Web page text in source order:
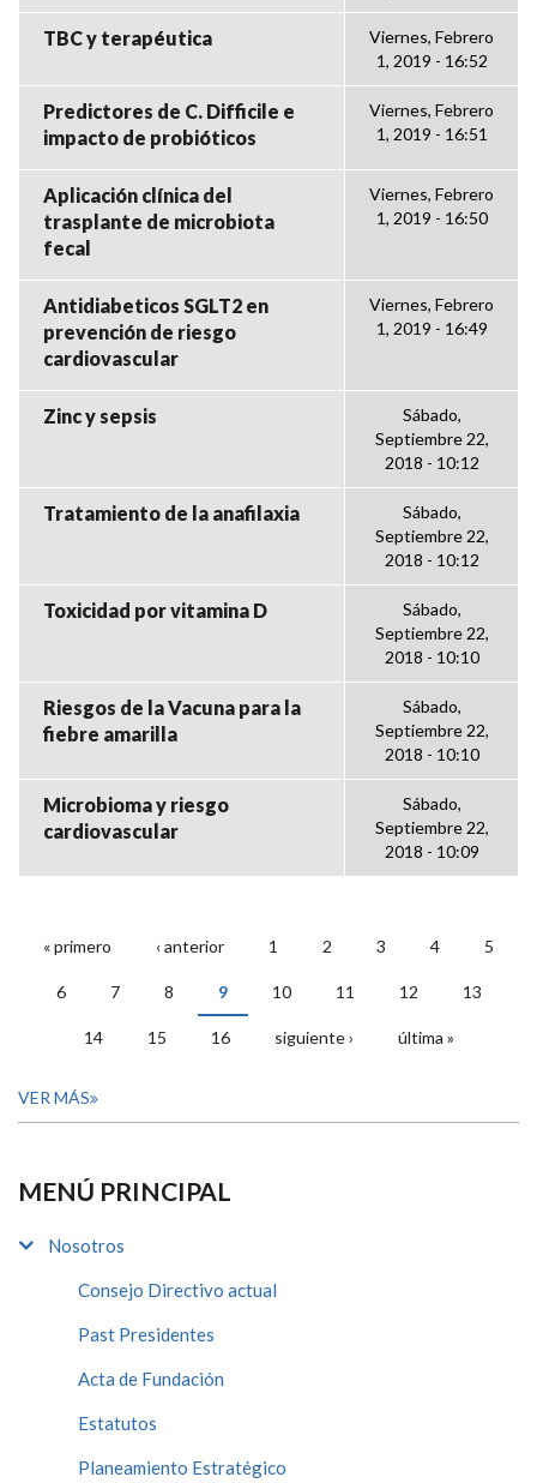
TBC y terapéutica
Viernes, Febrero
1, 2019 - 16:52
Predictores de C. Difficile e
impacto de probióticos
Viernes, Febrero
1, 2019 - 16:51
Aplicación clínica del
trasplante de microbiota
fecal
Viernes, Febrero
1, 2019 - 16:50
Antidiabeticos SGLT2 en
prevención de riesgo
cardiovascular
Viernes, Febrero
1, 2019 - 16:49
Zinc y sepsis
Sábado,
Septiembre 22,
2018 - 10:12
Tratamiento de la anafilaxia
Sábado,
Septiembre 22,
2018 - 10:12
Toxicidad por vitamina D
Sábado,
Septiembre 22,
2018 - 10:10
Riesgos de la Vacuna para la
fiebre amarilla
Sábado,
Septiembre 22,
2018 - 10:10
Microbioma y riesgo
cardiovascular
Sábado,
Septiembre 22,
2018 - 10:09
PÁGINAS
« primero ‹ anterior 1 2 3 4 5
6 7 8 9 10 11 12 13
14 15 16 siguiente › última »
VER MÁS
MENÚ PRINCIPAL
Nosotros
Consejo Directivo actual
Past Presidentes
Acta de Fundación
Estatutos
Planeamiento Estratégico